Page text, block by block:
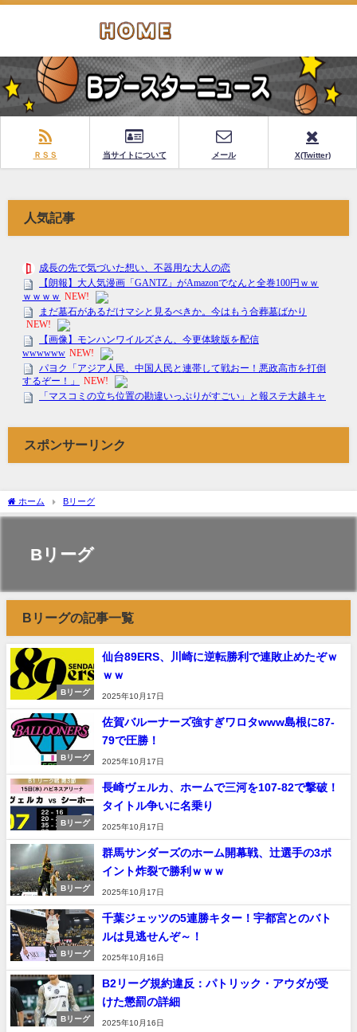
ＲＳＳ 当サイトについて メール X(Twitter)
人気記事
スポンサーリンク
ホーム Bリーグ
Bリーグ
Bリーグの記事一覧
Bリーグ
仙台89ERS、川崎に逆転勝利で連敗止めたぞｗ
ｗｗ
2025年10月17日
Bリーグ
佐賀バルーナーズ強すぎワロタwww島根に87-
79で圧勝！
2025年10月17日
Bリーグ
長崎ヴェルカ、ホームで三河を107-82で撃破！
タイトル争いに名乗り
2025年10月17日
Bリーグ
群馬サンダーズのホーム開幕戦、辻選手の3ポ
イント炸裂で勝利ｗｗｗ
2025年10月17日
Bリーグ
千葉ジェッツの5連勝キター！宇都宮とのバト
ルは見逃せんぞ～！
2025年10月16日
Bリーグ
B2リーグ規約違反：パトリック・アウダが受
けた懲罰の詳細
2025年10月16日